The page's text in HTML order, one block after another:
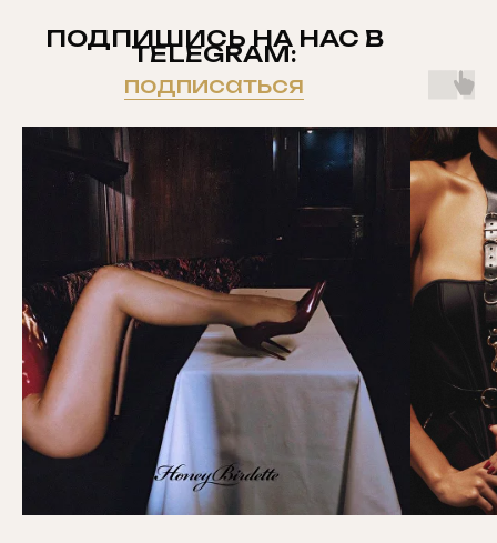
ПОДПИШИСЬ НА НАС В
TELEGRAM:
подписаться